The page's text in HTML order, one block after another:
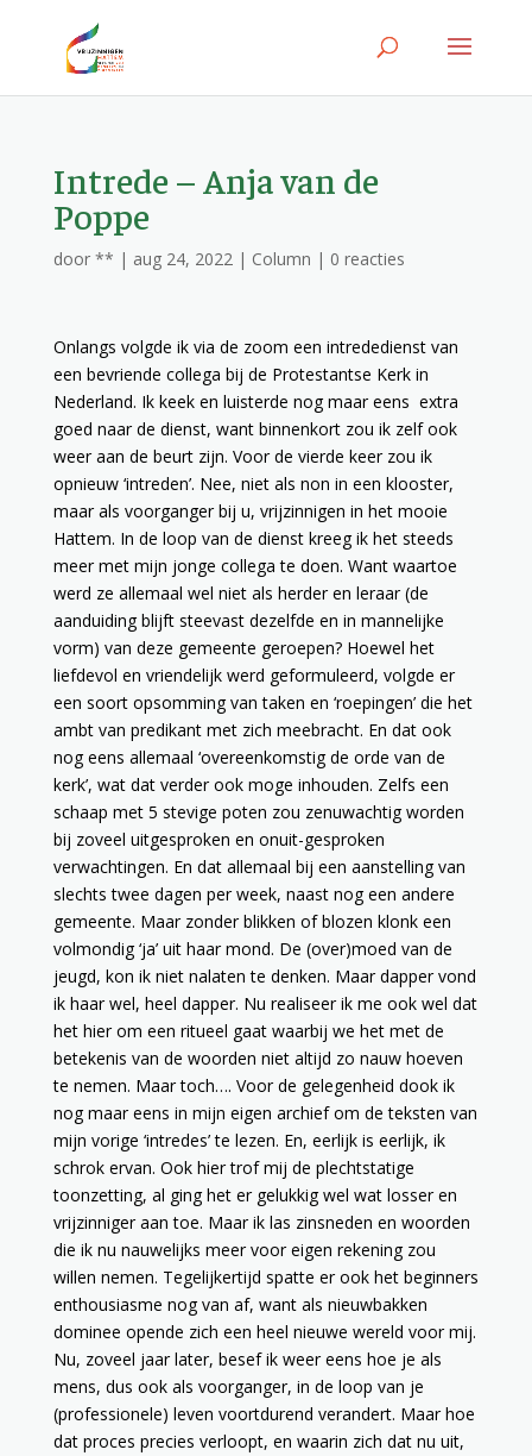
Intrede – Anja van de
Poppe
door ** | aug 24, 2022| Column | 0 reacties
Onlangs volgde ik via de zoom een intrededienst van
een bevriende collega bij de Protestantse Kerk in
Nederland. Ik keek en luisterde nog maar eens extra
goed naar de dienst, want binnenkort zou ik zelf ook
weer aan de beurt zijn. Voor de vierde keer zou ik
opnieuw ‘intreden’. Nee, niet als non in een klooster,
maar als voorganger bij u, vrijzinnigen in het mooie
Hattem. In de loop van de dienst kreeg ik het steeds
meer met mijn jonge collega te doen. Want waartoe
werd ze allemaal wel niet als herder en leraar (de
aanduiding blijft steevast dezelfde en in mannelijke
vorm) van deze gemeente geroepen? Hoewel het
liefdevol en vriendelijk werd geformuleerd, volgde er
een soort opsomming van taken en ‘roepingen’ die het
ambt van predikant met zich meebracht. En dat ook
nog eens allemaal ‘overeenkomstig de orde van de
kerk’, wat dat verder ook moge inhouden. Zelfs een
schaap met 5 stevige poten zou zenuwachtig worden
bij zoveel uitgesproken en onuit-gesproken
verwachtingen. En dat allemaal bij een aanstelling van
slechts twee dagen per week, naast nog een andere
gemeente. Maar zonder blikken of blozen klonk een
volmondig ‘ja’ uit haar mond. De (over)moed van de
jeugd, kon ik niet nalaten te denken. Maar dapper vond
ik haar wel, heel dapper. Nu realiseer ik me ook wel dat
het hier om een ritueel gaat waarbij we het met de
betekenis van de woorden niet altijd zo nauw hoeven
te nemen. Maar toch…. Voor de gelegenheid dook ik
nog maar eens in mijn eigen archief om de teksten van
mijn vorige ‘intredes’ te lezen. En, eerlijk is eerlijk, ik
schrok ervan. Ook hier trof mij de plechtstatige
toonzetting, al ging het er gelukkig wel wat losser en
vrijzinniger aan toe. Maar ik las zinsneden en woorden
die ik nu nauwelijks meer voor eigen rekening zou
willen nemen. Tegelijkertijd spatte er ook het beginners
enthousiasme nog van af, want als nieuwbakken
dominee opende zich een heel nieuwe wereld voor mij.
Nu, zoveel jaar later, besef ik weer eens hoe je als
mens, dus ook als voorganger, in de loop van je
(professionele) leven voortdurend verandert. Maar hoe
dat proces precies verloopt, en waarin zich dat nu uit,